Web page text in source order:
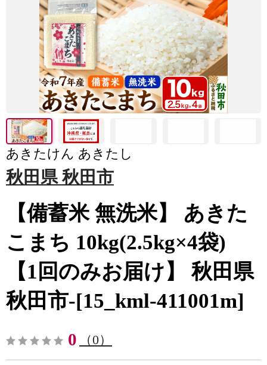
あきたけん あきたし
秋田県 秋田市
【備蓄米 無洗米】 あきた
こまち 10kg(2.5kg×4袋)
【1回のみお届け】 秋田県
秋田市-[15_kml-411001m]
0 （0）